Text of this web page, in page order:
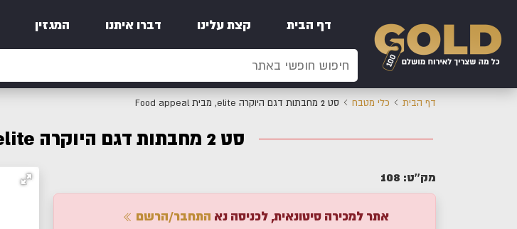
דף הבית קצת עלינו דברו איתנו המגזין
דף הבית כלי מטבח סט 2 מחבתות דגם היוקרה elite, מבית Food appeal
סט 2 מחבתות דגם היוקרה elite, מבית Food appeal
מק''ט: 108
אתר למכירה סיטונאית, לכניסה נא התחבר/הרשם